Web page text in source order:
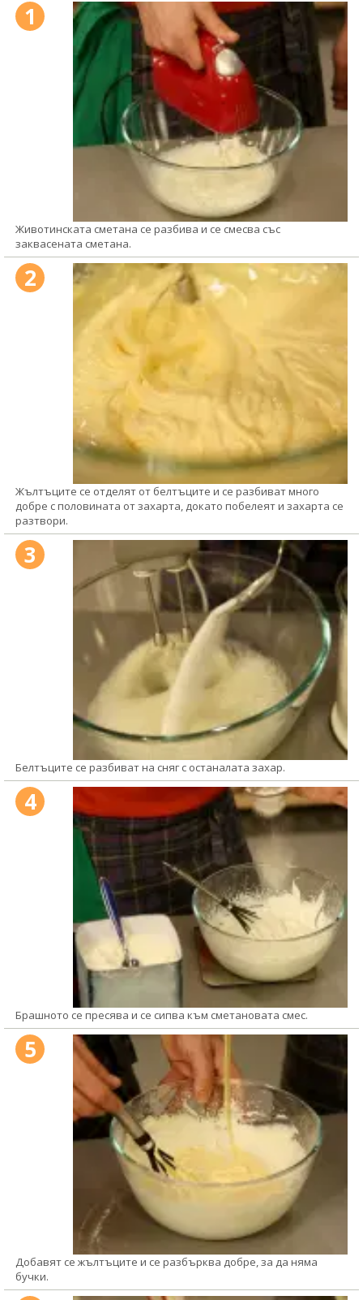
1
Животинската сметана се разбива и се смесва със
заквасената сметана.
2
Жълтъците се отделят от белтъците и се разбиват много
добре с половината от захарта, докато побелеят и захарта се
разтвори.
3
Белтъците се разбиват на сняг с останалата захар.
4
Брашното се пресява и се сипва към сметановата смес.
5
Добавят се жълтъците и се разбърква добре, за да няма
бучки.